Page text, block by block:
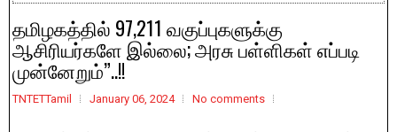
தமிழகத்தில் 97,211 வகுப்புகளுக்கு
ஆசிரியர்களே இல்லை; அரசு பள்ளிகள் எப்படி
முன்னேறும்”..!!
TNTETTamil January 06, 2024 No comments